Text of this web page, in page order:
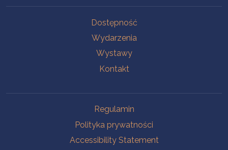
Dostępność
Wydarzenia
Wystawy
Kontakt
Regulamin
Polityka prywatności
Accessibility Statement